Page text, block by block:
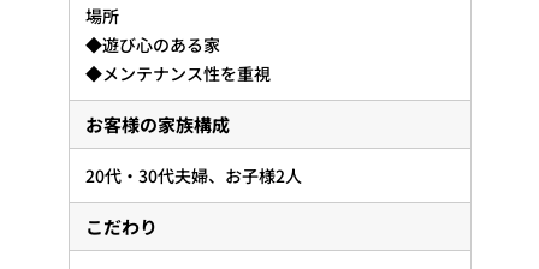
場所
◆遊び心のある家
◆メンテナンス性を重視
お客様の家族構成
20代・30代夫婦、お子様2人
こだわり